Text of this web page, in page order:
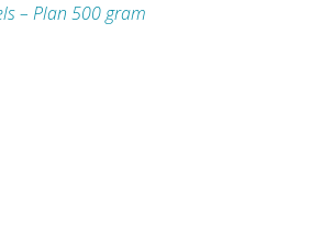
BEKIJK RECENSIE